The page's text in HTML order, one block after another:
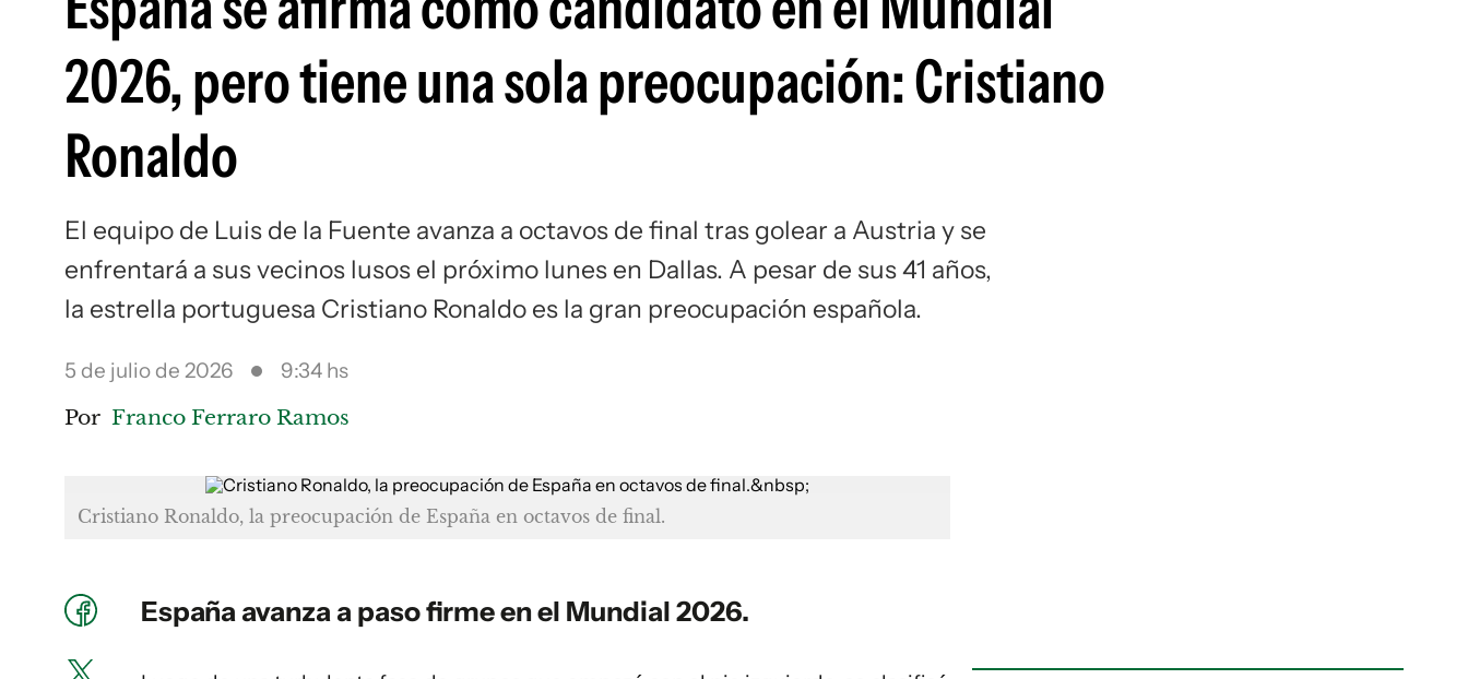
Siguenos en:
2026, pero tiene una sola preocupación: Cristiano
Ronaldo
El equipo de Luis de la Fuente avanza a octavos de final tras golear a Austria y se
enfrentará a sus vecinos lusos el próximo lunes en Dallas. A pesar de sus 41 años,
la estrella portuguesa Cristiano Ronaldo es la gran preocupación española.
5 de julio de 2026 9:34 hs
Por Franco Ferraro Ramos
Cristiano Ronaldo, la preocupación de España en octavos de final.
España avanza a paso firme en el Mundial 2026.